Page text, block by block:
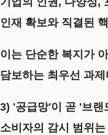
인재 확보와 직결된
이는 단순한 복지가
담보하는 최우선 과제
3) '공급망'이 곧 '브랜
소비자의 감시 범위